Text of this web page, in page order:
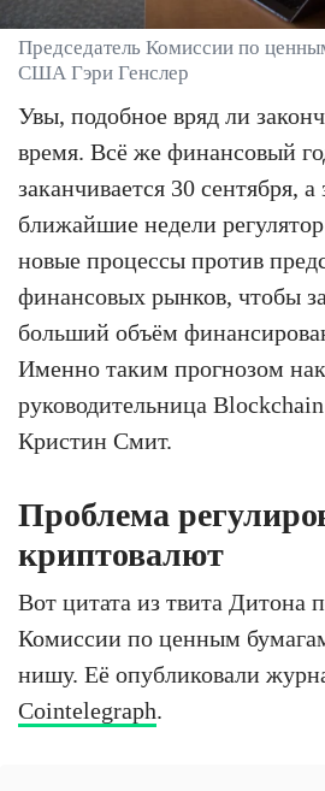
Председатель Комиссии по
США Гэри Генслер
Увы, подобное вряд ли
время. Всё же финансовый
заканчивается 30 сентября, а
ближайшие недели
новые процессы против
финансовых рынков, чтобы
больший объём
Именно таким прогнозом
руководительница
Кристин Смит.
Проблема
криптовалют
Вот цитата из твита Дитона
Комиссии по ценным
нишу. Её опубликовали
Cointelegraph.